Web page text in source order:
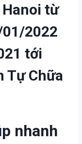
từ
2022
tới
Tự Chữa
nhanh